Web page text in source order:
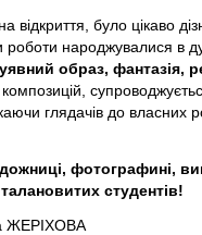
відкриття, було цікаво
народжувалися в
уявний образ, фантазія,
глядачів до
фотографині,
студентів!
ЖЕРІХОВА